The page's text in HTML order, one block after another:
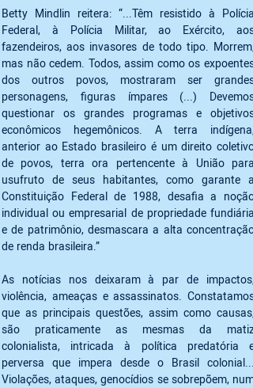
Betty Mindlin reitera: “...Têm resistido à Polícia
Federal, à Polícia Militar, ao Exército, aos
fazendeiros, aos invasores de todo tipo. Morrem,
mas não cedem. Todos, assim como os expoentes
dos outros povos, mostraram ser grandes
personagens, figuras ímpares (...) Devemos
questionar os grandes programas e objetivos
econômicos hegemônicos. A terra indígena,
anterior ao Estado brasileiro é um direito coletivo
de povos, terra ora pertencente à União para
usufruto de seus habitantes, como garante a
Constituição Federal de 1988, desafia a noção
individual ou empresarial de propriedade fundiária
e de patrimônio, desmascara a alta concentração
de renda brasileira.”
As notícias nos deixaram à par de impactos,
violência, ameaças e assassinatos. Constatamos
que as principais questões, assim como causas,
são praticamente as mesmas da matiz
colonialista, intricada à política predatória e
perversa que impera desde o Brasil colonial...
Violações, ataques, genocídios se sobrepõem, num